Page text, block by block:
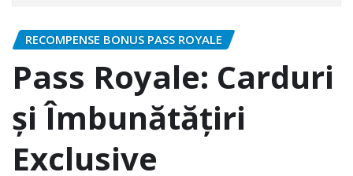
RECOMPENSE BONUS PASS ROYALE
Pass Royale: Carduri
și Îmbunătățiri
Exclusive